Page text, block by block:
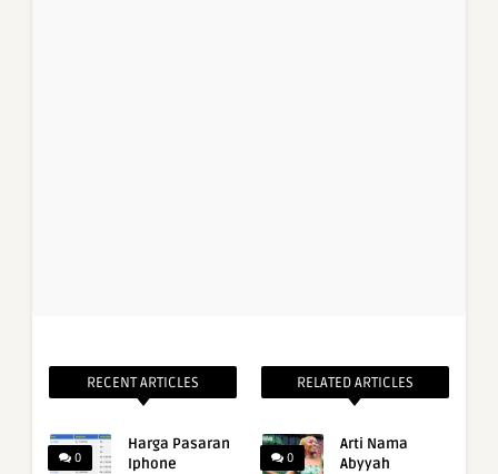
RECENT ARTICLES
0
Harga Pasaran
Iphone
RELATED ARTICLES
0
Arti Nama
Abyyah